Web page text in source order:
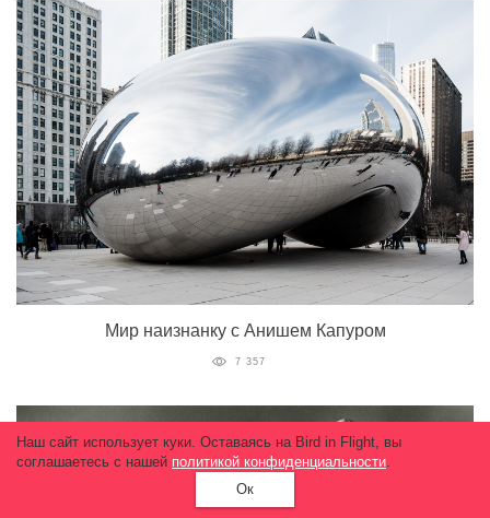
Мир наизнанку с Анишем Капуром
7 357
Наш сайт использует куки. Оставаясь на Bird in Flight, вы
соглашаетесь с нашей политикой конфиденциальности.
Ок